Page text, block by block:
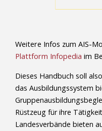
Weitere Infos zum AIS-
Plattform Infopedia im
Dieses Handbuch soll
das Ausbildungssystem
Rüstzeug für ihre
Landesverbände bieten